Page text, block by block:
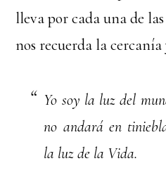
lleva por cada una de
nos recuerda la cercanía
Yo soy la luz del
no andará en
la luz de la Vida.